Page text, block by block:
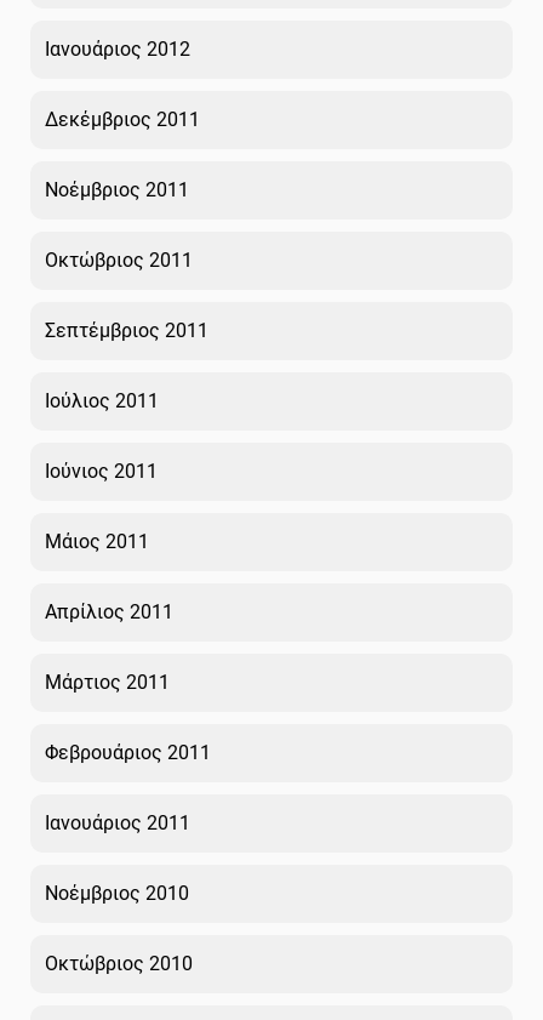
Ιανουάριος 2012
Δεκέμβριος 2011
Νοέμβριος 2011
Οκτώβριος 2011
Σεπτέμβριος 2011
Ιούλιος 2011
Ιούνιος 2011
Μάιος 2011
Απρίλιος 2011
Μάρτιος 2011
Φεβρουάριος 2011
Ιανουάριος 2011
Νοέμβριος 2010
Οκτώβριος 2010